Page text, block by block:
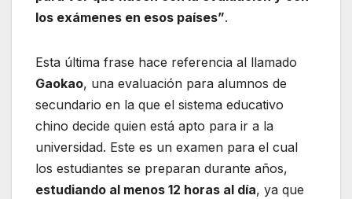
los exámenes en esos países”.
Esta última frase hace referencia al llamado
Gaokao, una evaluación para alumnos de
secundario en la que el sistema educativo
chino decide quien está apto para ir a la
universidad. Este es un examen para el cual
los estudiantes se preparan durante años,
estudiando al menos 12 horas al día, ya que